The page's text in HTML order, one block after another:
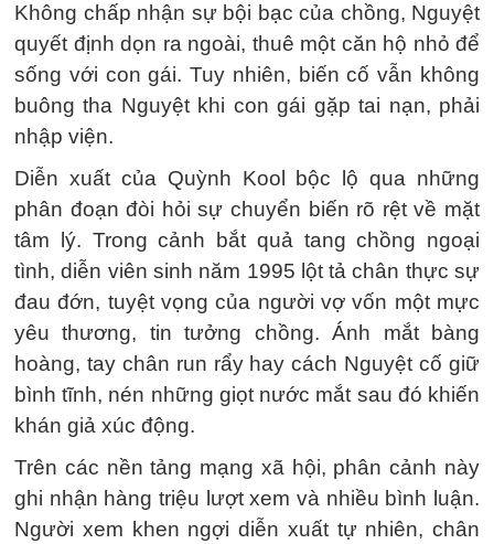
Không chấp nhận sự bội bạc của chồng, Nguyệt
quyết định dọn ra ngoài, thuê một căn hộ nhỏ để
sống với con gái. Tuy nhiên, biến cố vẫn không
buông tha Nguyệt khi con gái gặp tai nạn, phải
nhập viện.
Diễn xuất của Quỳnh Kool bộc lộ qua những
phân đoạn đòi hỏi sự chuyển biến rõ rệt về mặt
tâm lý. Trong cảnh bắt quả tang chồng ngoại
tình, diễn viên sinh năm 1995 lột tả chân thực sự
đau đớn, tuyệt vọng của người vợ vốn một mực
yêu thương, tin tưởng chồng. Ánh mắt bàng
hoàng, tay chân run rẩy hay cách Nguyệt cố giữ
bình tĩnh, nén những giọt nước mắt sau đó khiến
khán giả xúc động.
Trên các nền tảng mạng xã hội, phân cảnh này
ghi nhận hàng triệu lượt xem và nhiều bình luận.
Người xem khen ngợi diễn xuất tự nhiên, chân